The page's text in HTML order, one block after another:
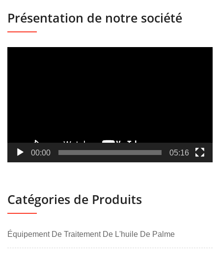
Présentation de notre société
00:00 05:16
Catégories de Produits
Équipement De Traitement De L'huile De Palme